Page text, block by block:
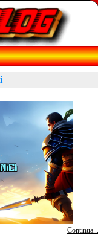
Continua...